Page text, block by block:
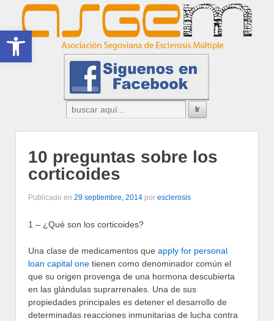
Abrir barra de herramientas
10 preguntas sobre los
corticoides
Publicado en 29 septiembre, 2014 por esclerosis
1 – ¿Qué son los corticoides?
Una clase de medicamentos que apply for personal
loan capital one tienen como denominador común el
que su origen provenga de una hormona descubierta
en las glándulas suprarrenales. Una de sus
propiedades principales es detener el desarrollo de
determinadas reacciones inmunitarias de lucha contra